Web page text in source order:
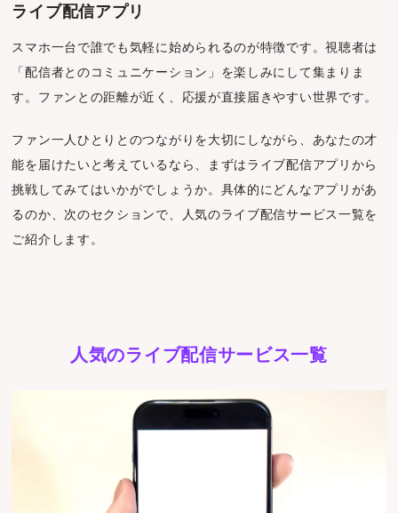
ライブ配信アプリ
スマホ一台で誰でも気軽に始められるのが特徴です。視聴者は
「配信者とのコミュニケーション」を楽しみにして集まりま
す。ファンとの距離が近く、応援が直接届きやすい世界です。
ファン一人ひとりとのつながりを大切にしながら、あなたの才
能を届けたいと考えているなら、まずはライブ配信アプリから
挑戦してみてはいかがでしょうか。具体的にどんなアプリがあ
るのか、次のセクションで、人気のライブ配信サービス一覧を
ご紹介します。
人気のライブ配信サービス一覧